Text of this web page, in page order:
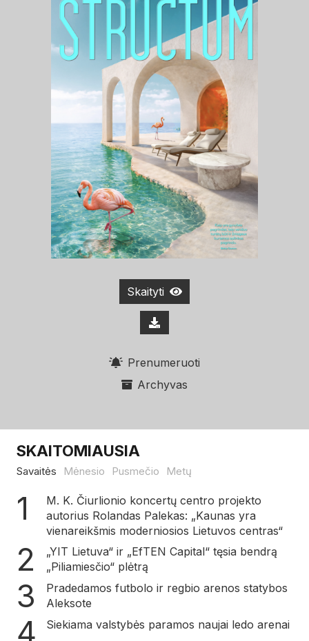
Skaityti
Prenumeruoti
Archyvas
SKAITOMIAUSIA
Savaitės Mėnesio Pusmečio Metų
M. K. Čiurlionio koncertų centro projekto
autorius Rolandas Palekas: „Kaunas yra
vienareikšmis moderniosios Lietuvos centras“
„YIT Lietuva“ ir „EfTEN Capital“ tęsia bendrą
„Piliamiesčio“ plėtrą
Pradedamos futbolo ir regbio arenos statybos
Aleksote
Siekiama valstybės paramos naujai ledo arenai